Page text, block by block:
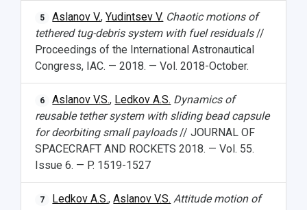
5 Aslanov V.,Yudintsev V. Chaotic motions of
tethered tug-debris system with fuel residuals//
Proceedings of the International Astronautical
Congress, IAC. — 2018. — Vol. 2018-October.
6 Aslanov V.S., Ledkov A.S. Dynamics of
reusable tether system with sliding bead capsule
for deorbiting small payloads// JOURNAL OF
SPACECRAFT AND ROCKETS 2018. — Vol. 55.
Issue 6. — P. 1519-1527
7 Ledkov A.S.,Aslanov V.S. Attitude motion of